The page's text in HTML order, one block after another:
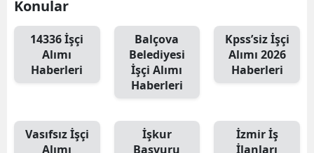
Konular
14336 İşçi
Alımı
Haberleri
Balçova
Belediyesi
İşçi Alımı
Haberleri
Kpss’siz İşçi
Alımı 2026
Haberleri
Vasıfsız İşçi
Alımı
İşkur
Başvuru
İzmir İş
İlanları